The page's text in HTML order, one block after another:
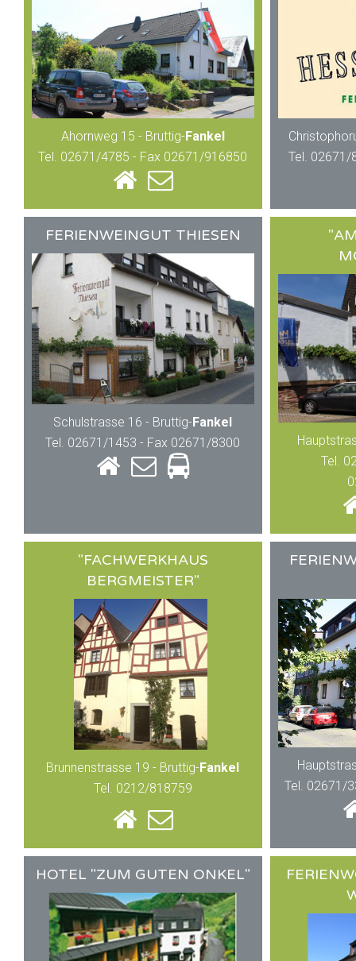
Ahornweg 15 - Bruttig-Fankel
Tel. 02671/4785 - Fax 02671/916850
Tel. 02671/
FERIENWEINGUT THIESEN
Schulstrasse 16 - Bruttig-Fankel
Tel. 02671/1453 - Fax 02671/8300
Tel.
"FACHWERKHAUS
BERGMEISTER"
Brunnenstrasse 19 - Bruttig-Fankel
Tel. 0212/818759
Tel. 02671/
HOTEL "ZUM GUTEN ONKEL"